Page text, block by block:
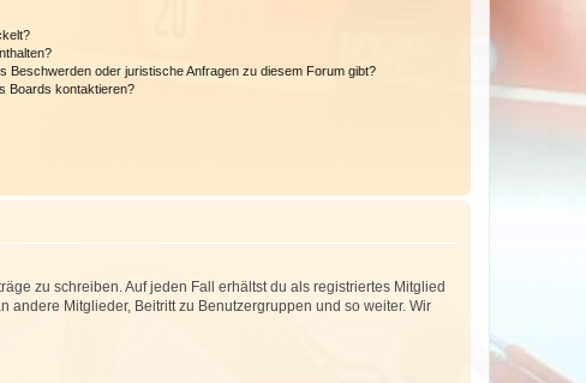
Beschwerden oder juristische Anfragen zu diesem Forum gibt?
Boards kontaktieren?
zu schreiben. Auf jeden Fall erhältst du als registriertes Mitglied
andere Mitglieder, Beitritt zu Benutzergruppen und so weiter. Wir